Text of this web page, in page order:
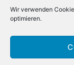
Wir verwenden
optimieren.
Eingetragen
Amtsgericht